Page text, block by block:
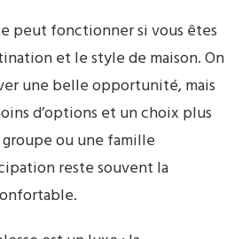
peut fonctionner si vous êtes
et le style de maison. On
une belle opportunité, mais
d’options et un choix plus
ou une famille
reste souvent la